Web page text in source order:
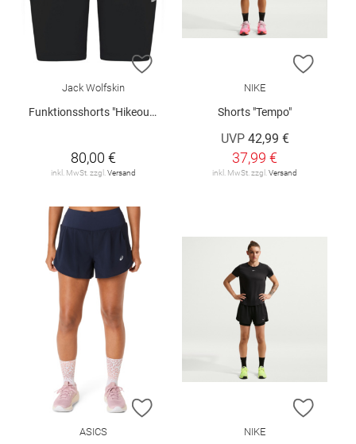
ZUR WUNSCHLISTE HINZUFÜGEN
Jack Wolfskin
Funktionsshorts "Hikeout W"
80,00 €
inkl. MwSt. zzgl. Versand
ZUR
NIKE
Shorts "Tempo"
UVP 42,99 €
37,99 €
inkl. MwSt. zzgl. Versand
ZUR WUNSCHLISTE HINZUFÜGEN
ASICS
ZUR
NIKE